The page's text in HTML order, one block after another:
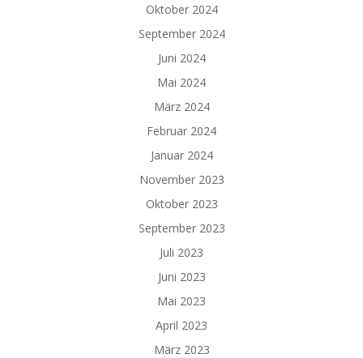
Oktober 2024
September 2024
Juni 2024
Mai 2024
März 2024
Februar 2024
Januar 2024
November 2023
Oktober 2023
September 2023
Juli 2023
Juni 2023
Mai 2023
April 2023
März 2023